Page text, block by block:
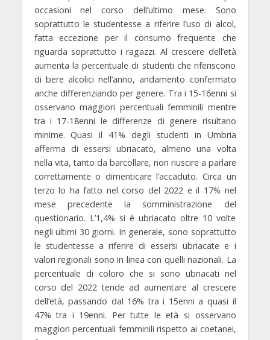
occasioni nel corso dell’ultimo mese. Sono
soprattutto le studentesse a riferire l’uso di alcol,
fatta eccezione per il consumo frequente che
riguarda soprattutto i ragazzi. Al crescere dell’età
aumenta la percentuale di studenti che riferiscono
di bere alcolici nell’anno, andamento confermato
anche differenziando per genere. Tra i 15-16enni si
osservano maggiori percentuali femminili mentre
tra i 17-18enni le differenze di genere risultano
minime. Quasi il 41% degli studenti in Umbria
afferma di essersi ubriacato, almeno una volta
nella vita, tanto da barcollare, non riuscire a parlare
correttamente o dimenticare l’accaduto. Circa un
terzo lo ha fatto nel corso del 2022 e il 17% nel
mese precedente la somministrazione del
questionario. L’1,4% si è ubriacato oltre 10 volte
negli ultimi 30 giorni. In generale, sono soprattutto
le studentesse a riferire di essersi ubriacate e i
valori regionali sono in linea con quelli nazionali. La
percentuale di coloro che si sono ubriacati nel
corso del 2022 tende ad aumentare al crescere
dell’età, passando dal 16% tra i 15enni a quasi il
47% tra i 19enni. Per tutte le età si osservano
maggiori percentuali femminili rispetto ai coetanei,